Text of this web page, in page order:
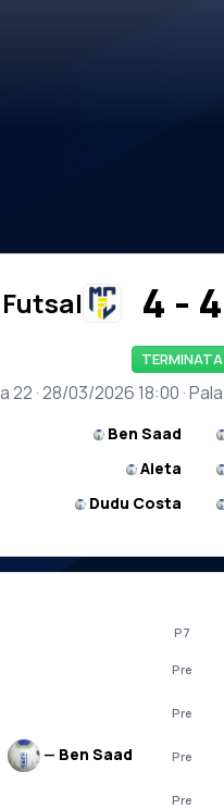
4 - 4
TERMINATA
22 · 28/03/2026 18:00 ·
Ben Saad
Aieta
Dudu Costa
P7
Pre
Pre
— Ben Saad Pre
Pre